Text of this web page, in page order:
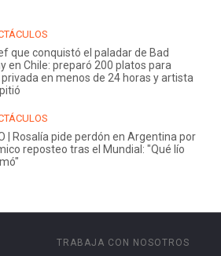
que conquistó el paladar de Bad
en Chile: preparó 200 platos para
en menos de 24 horas y artista
| Rosalía pide perdón en Argentina por
reposteo tras el Mundial: "Qué lío
TRABAJA CON NOSOTROS